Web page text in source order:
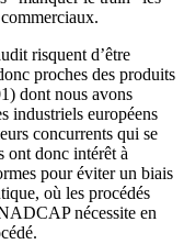
risquent d’être
proches des produits
dont nous avons
industriels européens
concurrents qui se
ont donc intérêt à
pour éviter un biais
où les procédés
nécessite en